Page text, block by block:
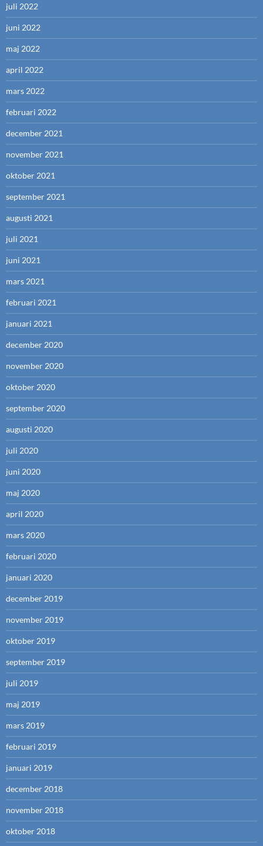
juli 2022
juni 2022
maj 2022
april 2022
mars 2022
februari 2022
december 2021
november 2021
oktober 2021
september 2021
augusti 2021
juli 2021
juni 2021
mars 2021
februari 2021
januari 2021
december 2020
november 2020
oktober 2020
september 2020
augusti 2020
juli 2020
juni 2020
maj 2020
april 2020
mars 2020
februari 2020
januari 2020
december 2019
november 2019
oktober 2019
september 2019
juli 2019
maj 2019
mars 2019
februari 2019
januari 2019
december 2018
november 2018
oktober 2018